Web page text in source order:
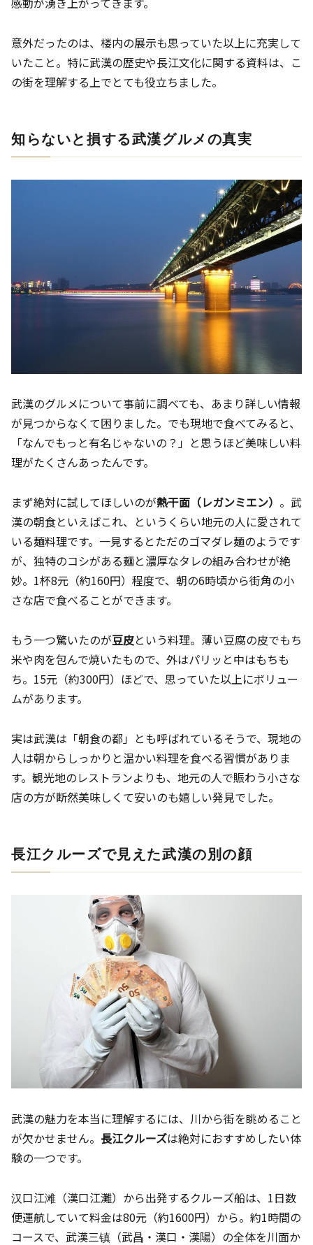
意外だったのは、楼内の展示も思っていた以上に充実して
いたこと。特に武漢の歴史や長江文化に関する資料は、こ
の街を理解する上でとても役立ちました。
知らないと損する武漢グルメの真実
武漢のグルメについて事前に調べても、あまり詳しい情報
が見つからなくて困りました。でも現地で食べてみると、
「なんでもっと有名じゃないの？」と思うほど美味しい料
理がたくさんあったんです。
まず絶対に試してほしいのが熱干面（レガンミエン） 。武
漢の朝食といえばこれ、というくらい地元の人に愛されて
いる麺料理です。一見するとただのゴマダレ麺のようです
が、独特のコシがある麺と濃厚なタレの組み合わせが絶
妙。1杯8元（約160円）程度で、朝の6時頃から街角の小
さな店で食べることができます。
もう一つ驚いたのが豆皮という料理。薄い豆腐の皮でもち
米や肉を包んで焼いたもので、外はパリッと中はもちも
ち。15元（約300円）ほどで、思っていた以上にボリュー
ムがあります。
実は武漢は「朝食の都」とも呼ばれているそうで、現地の
人は朝からしっかりと温かい料理を食べる習慣がありま
す。観光地のレストランよりも、地元の人で賑わう小さな
店の方が断然美味しくて安いのも嬉しい発見でした。
長江クルーズで見えた武漢の別の顔
武漢の魅力を本当に理解するには、川から街を眺めること
が欠かせません。 長江クルーズは絶対におすすめしたい体
験の一つです。
汉口江滩（漢口江灘）から出発するクルーズ船は、1日数
便運航していて料金は80元（約1600円）から。約1時間の
コースで、武漢三镇（武昌・漢口・漢陽）の全体を川面か